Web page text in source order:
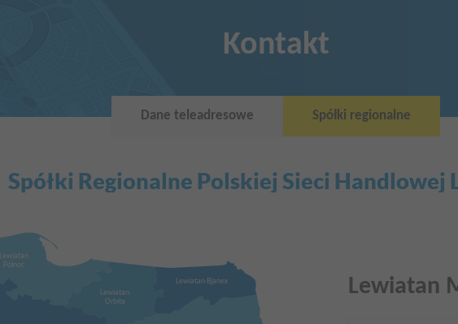
Kontakt
Dane teleadresowe Spółki regionalne
Spółki Regionalne Polskiej Sieci Handlowej
Lewiatan Bjanex
Lewiatan
Orbita
Lewiatan
Północ
Lewiatan